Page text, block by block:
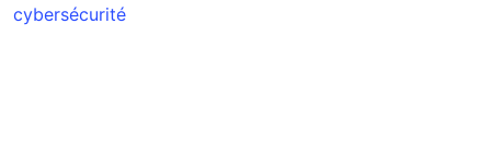
cybersécurité